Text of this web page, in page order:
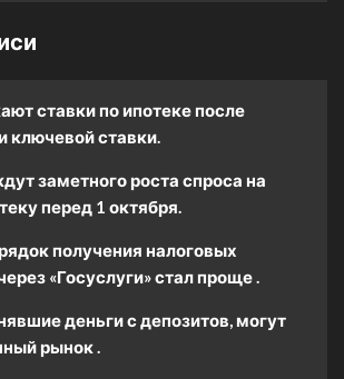
ставки по ипотеке после
ключевой ставки.
заметного роста спроса на
перед 1 октября.
получения налоговых
«Госуслуги» стал проще .
деньги с депозитов, могут
рынок .